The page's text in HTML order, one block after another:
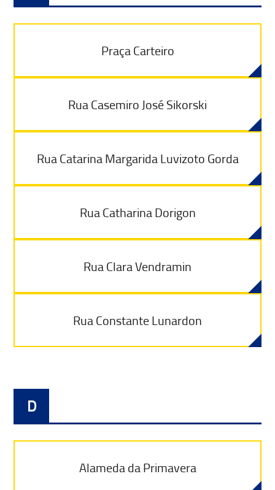
Praça Carteiro
Rua Casemiro José Sikorski
Rua Catarina Margarida Luvizoto Gorda
Rua Catharina Dorigon
Rua Clara Vendramin
Rua Constante Lunardon
D
Alameda da Primavera